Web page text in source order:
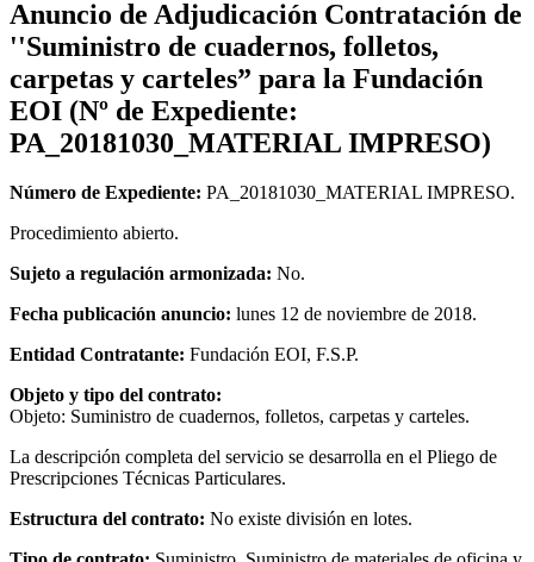
Anuncio de Adjudicación Contratación de
''Suministro de cuadernos, folletos,
carpetas y carteles” para la Fundación
EOI (Nº de Expediente:
PA_20181030_MATERIAL IMPRESO)
Número de Expediente: PA_20181030_MATERIAL IMPRESO.
Procedimiento abierto.
Sujeto a regulación armonizada: No.
Fecha publicación anuncio: lunes 12 de noviembre de 2018.
Entidad Contratante: Fundación EOI, F.S.P.
Objeto y tipo del contrato:
Objeto: Suministro de cuadernos, folletos, carpetas y carteles.
La descripción completa del servicio se desarrolla en el Pliego de
Prescripciones Técnicas Particulares.
Estructura del contrato: No existe división en lotes.